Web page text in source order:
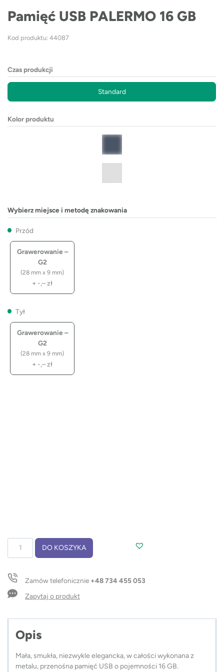
Pamięć USB PALERMO 16 GB
Kod produktu: 44087
Czas produkcji
Standard
Kolor produktu
Wybierz miejsce i metodę znakowania
Przód
Grawerowanie –
G2
(28 mm x 9 mm)
+ -,–zł
Tył
Grawerowanie –
G2
(28 mm x 9 mm)
+ -,–zł
PALERMO
16
GB
DO KOSZYKA
Zamów telefonicznie +48 734 455 053
Zapytaj o produkt
Opis
Mała, smukła, niezwykle elegancka, w całości wykonana z
metalu, przenośna pamięć USB o pojemności 16 GB.